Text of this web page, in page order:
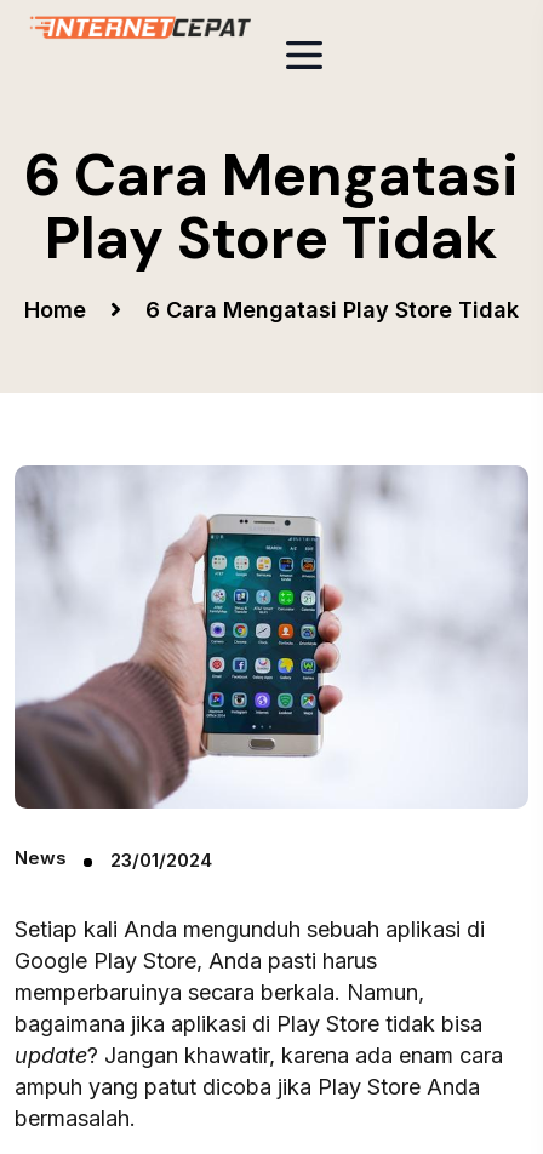
6 Cara Mengatasi
Play Store Tidak
Home 6 Cara Mengatasi Play Store Tidak
News 23/01/2024
Setiap kali Anda mengunduh sebuah aplikasi di
Google Play Store, Anda pasti harus
memperbaruinya secara berkala. Namun,
bagaimana jika aplikasi di Play Store tidak bisa
update? Jangan khawatir, karena ada enam cara
ampuh yang patut dicoba jika Play Store Anda
bermasalah.